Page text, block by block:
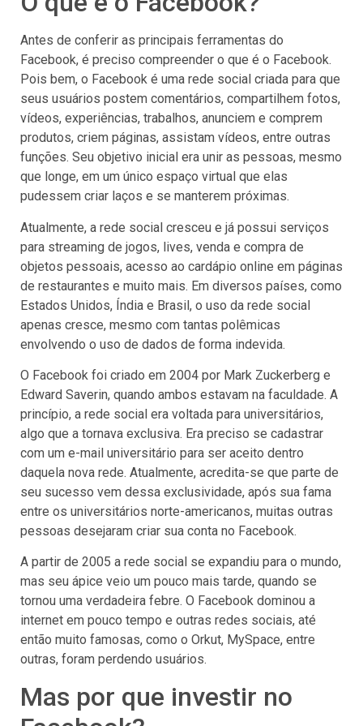
Antes de conferir as principais ferramentas do
Facebook, é preciso compreender o que é o Facebook.
Pois bem, o Facebook é uma rede social criada para que
seus usuários postem comentários, compartilhem fotos,
vídeos, experiências, trabalhos, anunciem e comprem
produtos, criem páginas, assistam vídeos, entre outras
funções. Seu objetivo inicial era unir as pessoas, mesmo
que longe, em um único espaço virtual que elas
pudessem criar laços e se manterem próximas.
Atualmente, a rede social cresceu e já possui serviços
para streaming de jogos, lives, venda e compra de
objetos pessoais, acesso ao cardápio online em páginas
de restaurantes e muito mais. Em diversos países, como
Estados Unidos, Índia e Brasil, o uso da rede social
apenas cresce, mesmo com tantas polêmicas
envolvendo o uso de dados de forma indevida.
O Facebook foi criado em 2004 por Mark Zuckerberg e
Edward Saverin, quando ambos estavam na faculdade. A
princípio, a rede social era voltada para universitários,
algo que a tornava exclusiva. Era preciso se cadastrar
com um e-mail universitário para ser aceito dentro
daquela nova rede. Atualmente, acredita-se que parte de
seu sucesso vem dessa exclusividade, após sua fama
entre os universitários norte-americanos, muitas outras
pessoas desejaram criar sua conta no Facebook.
A partir de 2005 a rede social se expandiu para o mundo,
mas seu ápice veio um pouco mais tarde, quando se
tornou uma verdadeira febre. O Facebook dominou a
internet em pouco tempo e outras redes sociais, até
então muito famosas, como o Orkut, MySpace, entre
outras, foram perdendo usuários.
Mas por que investir no